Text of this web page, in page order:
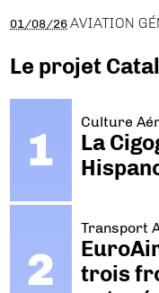
01/08/26 AVIATION
Le projet
Culture
La
Transport
trois